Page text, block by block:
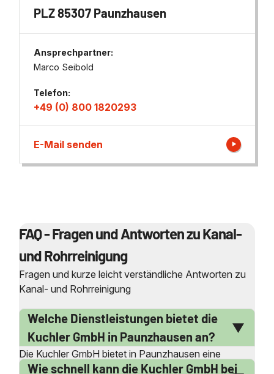
PLZ 85307 Paunzhausen
Ansprechpartner:
Marco Seibold
Telefon:
+49 (0) 800 1820293
E-Mail senden
FAQ - Fragen und Antworten zu Kanal-
und Rohrreinigung
Fragen und kurze leicht verständliche Antworten zu
Kanal- und Rohrreinigung
Welche Dienstleistungen bietet die
Kuchler GmbH in Paunzhausen an?
Die Kuchler GmbH bietet in Paunzhausen eine
Vielzahl von Dienstleistungen im Bereich der Kanal-
Wie schnell kann die Kuchler GmbH bei